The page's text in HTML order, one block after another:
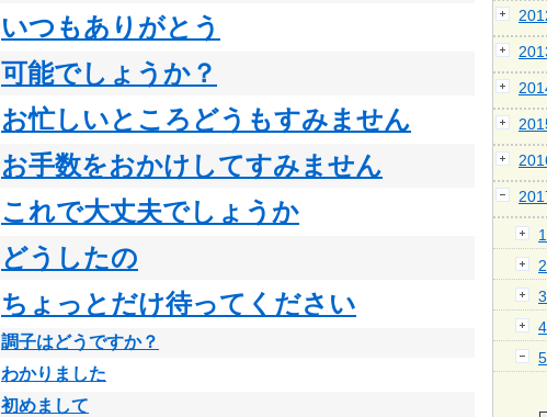
いつもありがとう
可能でしょうか？
お忙しいところどうもすみません
お手数をおかけしてすみません
これで大丈夫でしょうか
どうしたの
ちょっとだけ待ってください
調子はどうですか？
わかりました
初めまして